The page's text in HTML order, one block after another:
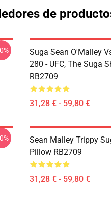
de
Suga Sean O'Malley
280 - UFC, The Suga
RB2709
31,28 € - 59,80 €
Sean Malley Trippy
Pillow RB2709
31,28 € - 59,80 €